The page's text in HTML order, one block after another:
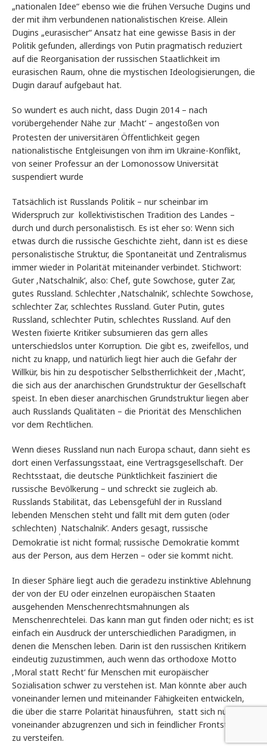
„nationalen Idee“ ebenso wie die frühen Versuche Dugins und
der mit ihm verbundenen nationalistischen Kreise. Allein
Dugins „eurasischer“ Ansatz hat eine gewisse Basis in der
Politik gefunden, allerdings von Putin pragmatisch reduziert
auf die Reorganisation der russischen Staatlichkeit im
eurasischen Raum, ohne die mystischen Ideologisierungen, die
Dugin darauf aufgebaut hat.
So wundert es auch nicht, dass Dugin 2014 – nach
vorübergehender Nähe zur ‚Macht‘ – angestoßen von
Protesten der universitären Öffentlichkeit gegen
nationalistische Entgleisungen von ihm im Ukraine-Konflikt,
von seiner Professur an der Lomonossow Universität
suspendiert wurde
Tatsächlich ist Russlands Politik – nur scheinbar im
Widerspruch zur kollektivistischen Tradition des Landes –
durch und durch personalistisch. Es ist eher so: Wenn sich
etwas durch die russische Geschichte zieht, dann ist es diese
personalistische Struktur, die Spontaneität und Zentralismus
immer wieder in Polarität miteinander verbindet. Stichwort:
Guter ‚Natschalnik‘, also: Chef, gute Sowchose, guter Zar,
gutes Russland. Schlechter ‚Natschalnik‘, schlechte Sowchose,
schlechter Zar, schlechtes Russland. Guter Putin, gutes
Russland, schlechter Putin, schlechtes Russland. Auf den
Westen fixierte Kritiker subsumieren das gern alles
unterschiedslos unter Korruption. Die gibt es, zweifellos, und
nicht zu knapp, und natürlich liegt hier auch die Gefahr der
Willkür, bis hin zu despotischer Selbstherrlichkeit der ‚Macht‘,
die sich aus der anarchischen Grundstruktur der Gesellschaft
speist. In eben dieser anarchischen Grundstruktur liegen aber
auch Russlands Qualitäten – die Priorität des Menschlichen
vor dem Rechtlichen.
Wenn dieses Russland nun nach Europa schaut, dann sieht es
dort einen Verfassungsstaat, eine Vertragsgesellschaft. Der
Rechtsstaat, die deutsche Pünktlichkeit fasziniert die
russische Bevölkerung – und schreckt sie zugleich ab.
Russlands Stabilität, das Lebensgefühl der in Russland
lebenden Menschen steht und fällt mit dem guten (oder
schlechten) ‚Natschalnik‘. Anders gesagt, russische
Demokratie ist nicht formal; russische Demokratie kommt
aus der Person, aus dem Herzen – oder sie kommt nicht.
In dieser Sphäre liegt auch die geradezu instinktive Ablehnung
der von der EU oder einzelnen europäischen Staaten
ausgehenden Menschenrechtsmahnungen als
Menschenrechtelei. Das kann man gut finden oder nicht; es ist
einfach ein Ausdruck der unterschiedlichen Paradigmen, in
denen die Menschen leben. Darin ist den russischen Kritikern
eindeutig zuzustimmen, auch wenn das orthodoxe Motto
‚Moral statt Recht‘ für Menschen mit europäischer
Sozialisation schwer zu verstehen ist. Man könnte aber auch
voneinander lernen und miteinander Fähigkeiten entwickeln,
die über die starre Polarität hinausführen, statt sich nur
voneinander abzugrenzen und sich in feindlicher Frontstellung
zu versteifen.